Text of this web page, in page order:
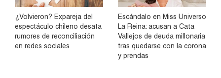
¿Volvieron? Expareja del
espectáculo chileno desata
rumores de reconciliación
en redes sociales
Escándalo en Miss Universo
La Reina: acusan a Cata
Vallejos de deuda millonaria
tras quedarse con la corona
y prendas